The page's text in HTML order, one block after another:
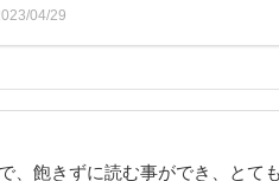
04/29
、飽きずに読む事ができ、とて